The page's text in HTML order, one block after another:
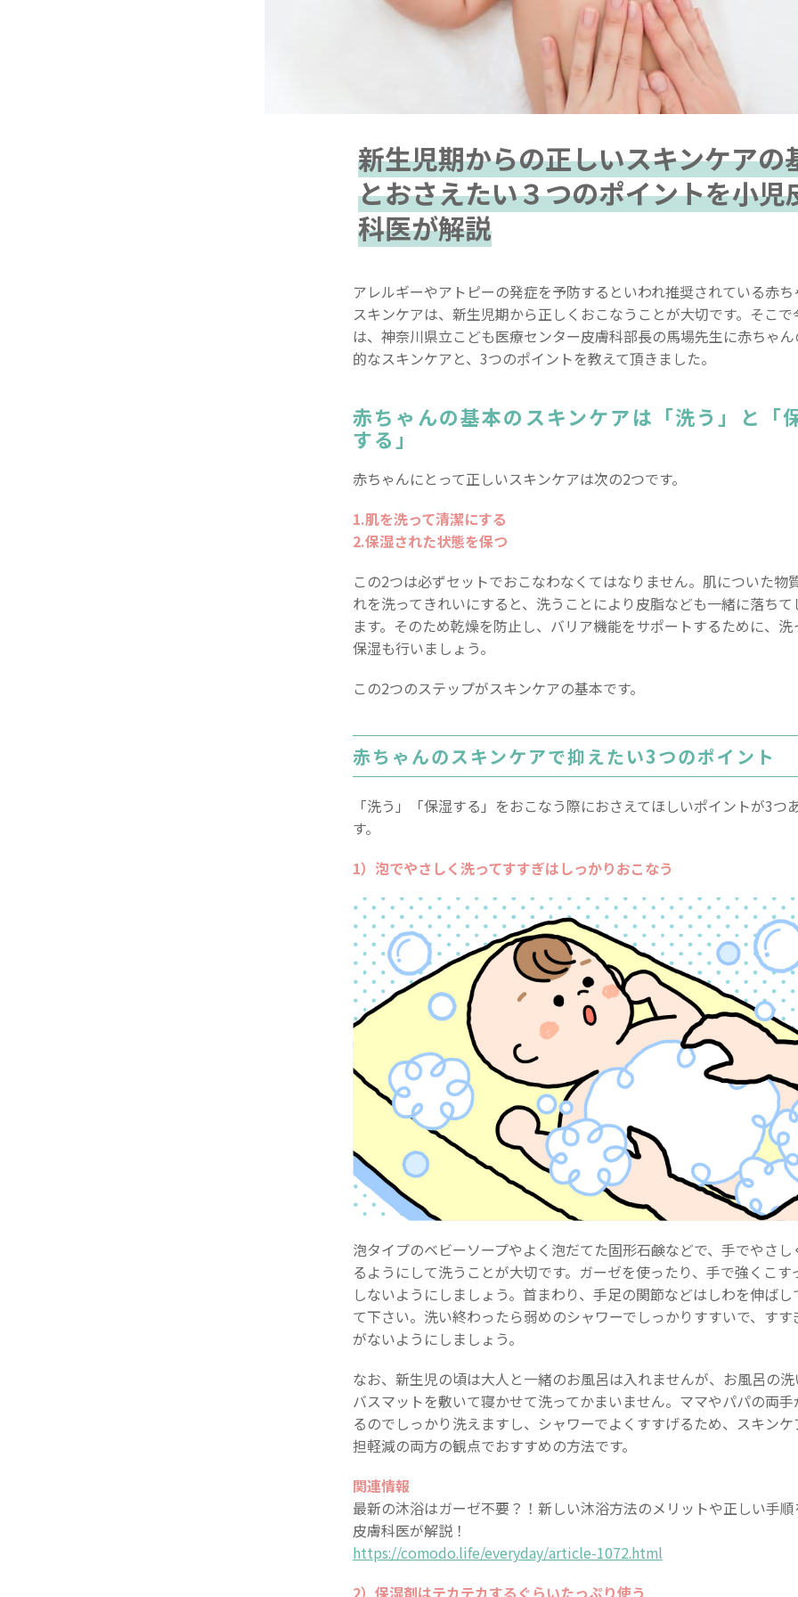
新生児期からの正しいスキンケアの
とおさえたい３つのポイントを小児
科医が解説
アレルギーやアトピーの発症を予防するといわれ推奨されている赤
スキンケアは、新生児期から正しくおこなうことが大切です。そこで
は、神奈川県立こども医療センター皮膚科部長の馬場先生に赤ちゃ
的なスキンケアと、3つのポイントを教えて頂きました。
赤ちゃんの基本のスキンケアは「洗う」と「
する」
赤ちゃんにとって正しいスキンケアは次の2つです。
1.肌を洗って清潔にする
2.保湿された状態を保つ
この2つは必ずセットでおこなわなくてはなりません。肌についた物
れを洗ってきれいにすると、洗うことにより皮脂なども一緒に落ちて
ます。そのため乾燥を防止し、バリア機能をサポートするために、洗
保湿も行いましょう。
この2つのステップがスキンケアの基本です。
赤ちゃんのスキンケアで抑えたい3つのポイント
「洗う」「保湿する」をおこなう際におさえてほしいポイントが3つ
す。
1）泡でやさしく洗ってすすぎはしっかりおこなう
泡タイプのベビーソープやよく泡だてた固形石鹸などで、手でやさし
るようにして洗うことが大切です。ガーゼを使ったり、手で強くこす
しないようにしましょう。首まわり、手足の関節などはしわを伸ばし
て下さい。洗い終わったら弱めのシャワーでしっかりすすいで、すす
がないようにしましょう。
なお、新生児の頃は大人と一緒のお風呂は入れませんが、お風呂の
バスマットを敷いて寝かせて洗ってかまいません。ママやパパの両
るのでしっかり洗えますし、シャワーでよくすすげるため、スキン
担軽減の両方の観点でおすすめの方法です。
関連情報
最新の沐浴はガーゼ不要？！新しい沐浴方法のメリットや正しい手
皮膚科医が解説！
https://comodo.life/everyday/article-1072.html